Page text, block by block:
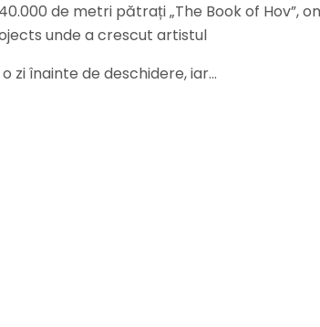
de metri pătrați „The Book of Hov”,
unde a crescut artistul
zi înainte de deschidere, iar…